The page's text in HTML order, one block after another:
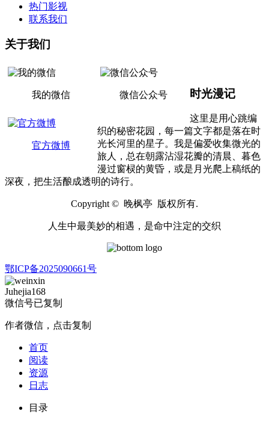
热门影视
联系我们
关于我们
我的微信 微信公众号
官方微博
时光漫记
这里是用心跳编
织的秘密花园，每一篇文字都是落在时
光长河里的星子。我是偏爱收集微光的
旅人，总在朝露沾湿花瓣的清晨、暮色
漫过窗棂的黄昏，或是月光爬上稿纸的
深夜，把生活酿成透明的诗行。
Copyright © 晚枫亭 版权所有.
人生中最美妙的相遇，是命中注定的交织
鄂ICP备2025090661号
Juhejia168
微信号已复制
作者微信，点击复制
首页
阅读
资源
日志
目录